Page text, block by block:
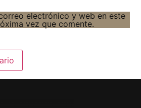
electrónico y web en este
vez que comente.